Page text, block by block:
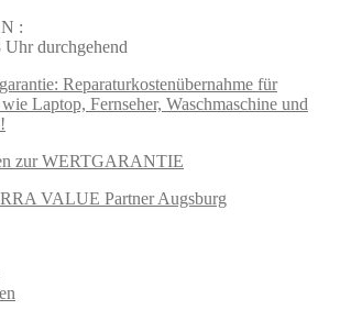
:
durchgehend
zur WERTGARANTIE